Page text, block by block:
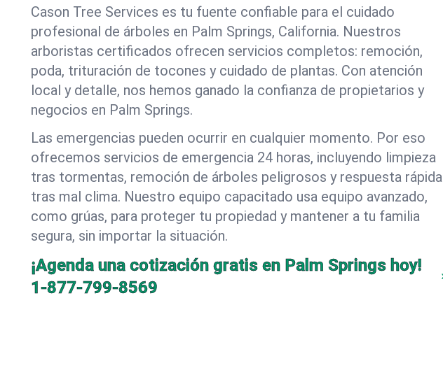
Cason Tree Services es tu fuente confiable para el cuidado
profesional de árboles en Palm Springs, California. Nuestros
arboristas certificados ofrecen servicios completos: remoción,
poda, trituración de tocones y cuidado de plantas. Con atención
local y detalle, nos hemos ganado la confianza de propietarios y
negocios en Palm Springs.
Las emergencias pueden ocurrir en cualquier momento. Por eso
ofrecemos servicios de emergencia 24 horas, incluyendo limpieza
tras tormentas, remoción de árboles peligrosos y respuesta rápida
tras mal clima. Nuestro equipo capacitado usa equipo avanzado,
como grúas, para proteger tu propiedad y mantener a tu familia
segura, sin importar la situación.
¡Agenda una cotización gratis en Palm Springs hoy!
1-877-799-8569